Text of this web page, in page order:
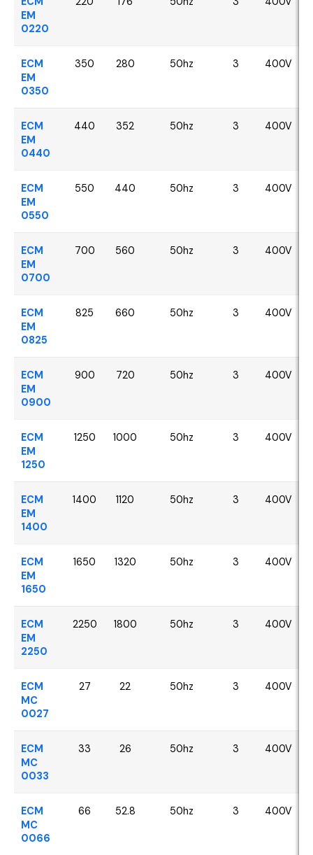
EM
0220
ECM
EM
0350
350 280 50hz 3 400V
ECM
EM
0440
440 352 50hz 3 400V
ECM
EM
0550
550 440 50hz 3 400V
ECM
EM
0700
700 560 50hz 3 400V
ECM
EM
0825
825 660 50hz 3 400V
ECM
EM
0900
900 720 50hz 3 400V
ECM
EM
1250
1250 1000 50hz 3 400V
ECM
EM
1400
1400 1120 50hz 3 400V
ECM
EM
1650
1650 1320 50hz 3 400V
ECM
EM
2250
2250 1800 50hz 3 400V
ECM
MC
0027
27 22 50hz 3 400V
ECM
MC
0033
33 26 50hz 3 400V
ECM
MC
0066
66 52.8 50hz 3 400V